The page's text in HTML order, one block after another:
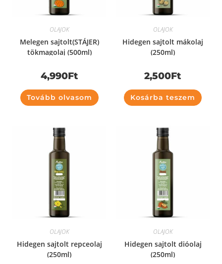
OLAJOK
Melegen sajtolt(STÁJER)
tökmagolaj (500ml)
4,990Ft
Tovább olvasom
OLAJOK
Hidegen sajtolt mákolaj
(250ml)
2,500Ft
Kosárba teszem
OLAJOK
Hidegen sajtolt repceolaj
(250ml)
OLAJOK
Hidegen sajtolt dióolaj
(250ml)